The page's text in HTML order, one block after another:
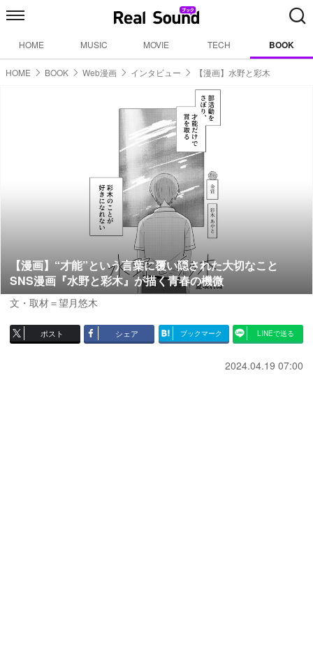
HOME MUSIC MOVIE TECH BOOK
HOME BOOK Web漫画 インタビュー 【漫画】水野と彩木
【漫画】“才能”という言葉に覆い隠された大切なこと
SNS漫画『水野と彩木』が描く青春の機微
文・取材＝望月悠木
ポスト シェア ブックマーク LINEで送る
2024.04.19 07:00